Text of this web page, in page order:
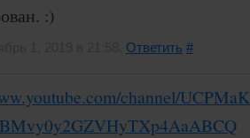
:)
Ответить #
channel/